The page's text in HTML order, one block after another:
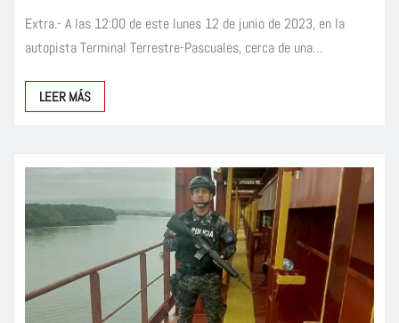
Extra.- A las 12:00 de este lunes 12 de junio de 2023, en la
autopista Terminal Terrestre-Pascuales, cerca de una…
LEER MÁS